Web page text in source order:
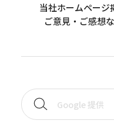
当社ホームページ
ご意見・ご感想